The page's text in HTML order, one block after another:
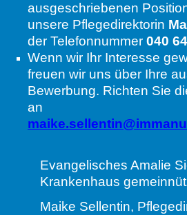
ausgeschriebenen
unsere Pflegedirektorin
der Telefonnummer 040
Wenn wir Ihr Interesse
freuen wir uns über Ihre
Bewerbung. Richten Sie
an
Evangelisches Amalie
Krankenhaus
Maike Sellentin,